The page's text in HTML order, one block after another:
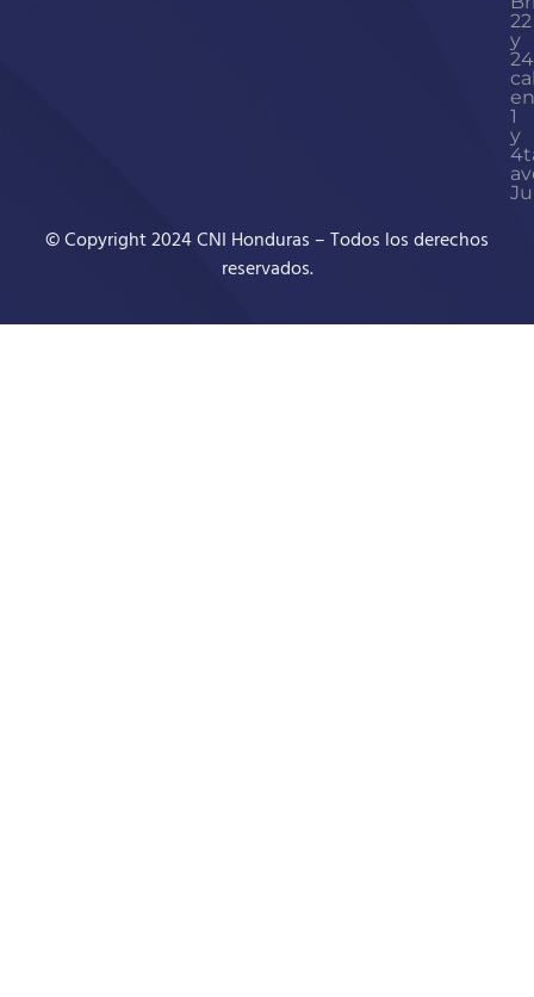
22
y
24
1
y
© Copyright 2024 CNI Honduras – Todos los derechos
reservados.